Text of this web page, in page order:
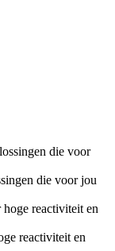
die voor jou
reactiviteit en